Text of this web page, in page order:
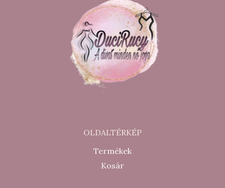
OLDALTÉRKÉP
Termékek
Kosár